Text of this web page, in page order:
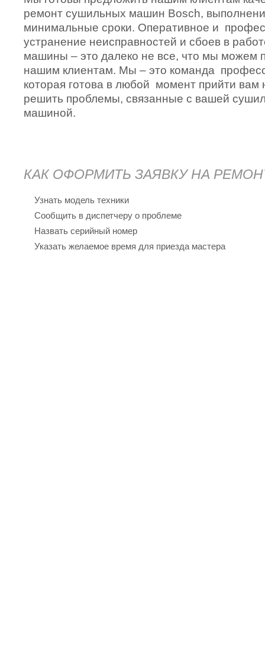
ремонт сушильных машин Bosch,
минимальные сроки. Оперативное и
устранение неисправностей и сбоев в
машины – это далеко не все, что мы можем
нашим клиентам. Мы – это команда
которая готова в любой момент прийти
решить проблемы, связанные с вашей
машиной.
КАК ОФОРМИТЬ ЗАЯВКУ НА
Узнать модель техники
Сообщить в диспетчеру о проблеме
Назвать серийный номер
Указать желаемое время для приезда мастера